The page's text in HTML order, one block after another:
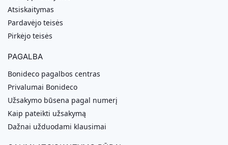
Atsiskaitymas
Pardavėjo teisės
Pirkėjo teisės
PAGALBA
Bonideco pagalbos centras
Privalumai Bonideco
Užsakymo būsena pagal numerį
Kaip pateikti užsakymą
Dažnai užduodami klausimai